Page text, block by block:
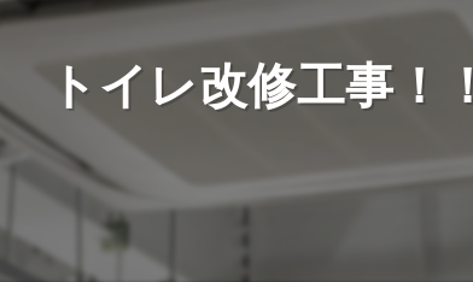
トイレ改修工事！！